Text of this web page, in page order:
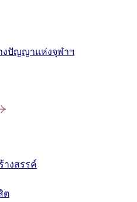
งปัญญาแห่งจุฬาฯ
งสรรค์
ต